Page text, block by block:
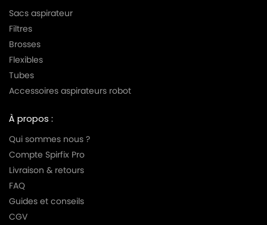
Sacs aspirateur
Filtres
Brosses
Flexibles
Tubes
Accessoires aspirateurs robot
À propos :
Qui sommes nous ?
Compte Spirfix Pro
Livraison & retours
FAQ
Guides et conseils
CGV